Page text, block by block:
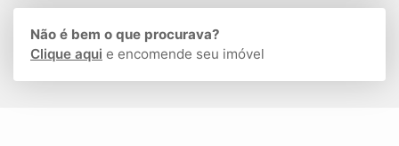
Não é bem o que procurava?
Clique aqui e encomende seu imóvel